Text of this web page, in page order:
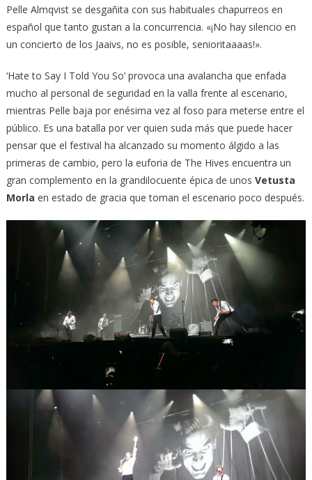
Pelle Almqvist se desgañita con sus habituales chapurreos en
español que tanto gustan a la concurrencia. «¡No hay silencio en
un concierto de los Jaaivs, no es posible, senioritaaaas!».
‘Hate to Say I Told You So’ provoca una avalancha que enfada
mucho al personal de seguridad en la valla frente al escenario,
mientras Pelle baja por enésima vez al foso para meterse entre el
público. Es una batalla por ver quien suda más que puede hacer
pensar que el festival ha alcanzado su momento álgido a las
primeras de cambio, pero la euforia de The Hives encuentra un
gran complemento en la grandilocuente épica de unos Vetusta
Morla en estado de gracia que toman el escenario poco después.